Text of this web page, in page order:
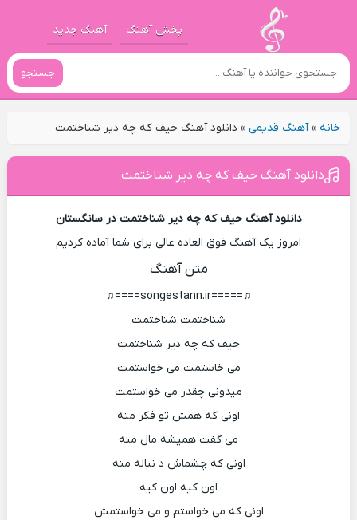
پخش آهنگ آهنگ جدید
جستجو
خانه»آهنگ قدیمی» دانلود آهنگ حیف که چه دیر شناختمت
دانلود آهنگ حیف که چه دیر شناختمت
دانلود آهنگ حیف که چه دیر شناختمت در سانگستان
امروز یک آهنگ فوق العاده عالی برای شما آماده کردیم
متن آهنگ
♫=====songestann.ir====♫
شناختمت شناختمت
حیف که چه دیر شناختمت
می خاستمت می خواستمت
میدونی چقدر می خواستمت
اونی که همش تو فکر منه
می گفت همیشه مال منه
اونی که چشماش د نباله منه
اون کیه اون کیه
اونی که می خواستم و می خواستمش